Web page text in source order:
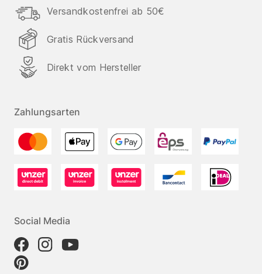
Versandkostenfrei ab 50€
Gratis Rückversand
Direkt vom Hersteller
Zahlungsarten
Social Media